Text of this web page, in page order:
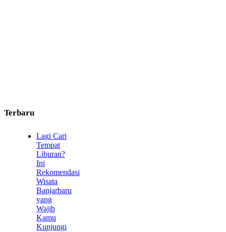
Terbaru
Lagi Cari
Tempat
Liburan?
Ini
Rekomendasi
Wisata
Banjarbaru
yang
Wajib
Kamu
Kunjungi